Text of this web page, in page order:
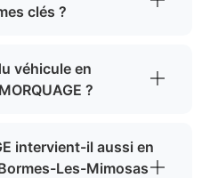
clés ?
véhicule en
?
intervient-il aussi en
Les-Mimosas